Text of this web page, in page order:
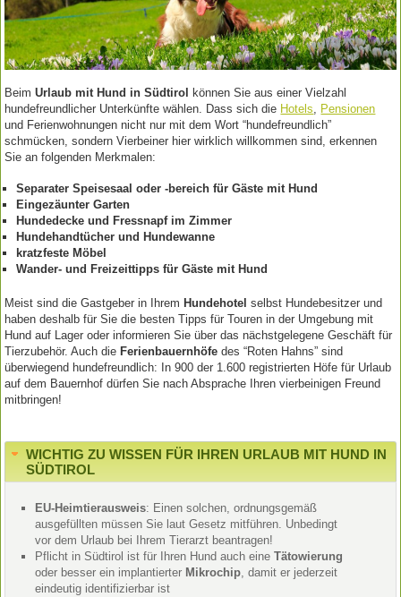
BeimUrlaub mit Hund in Südtirol
können Sie aus einer Vielzahl
hundefreundlicher Unterkünfte wählen. Dass sich die Hotels, Pensionen
und Ferienwohnungen nicht nur mit dem Wort “hundefreundlich”
schmücken, sondern Vierbeiner hier wirklich willkommen sind, erkennen
Sie an folgenden Merkmalen:
Separater Speisesaal oder -bereich für Gäste mit Hund
Eingezäunter Garten
Hundedecke und Fressnapf im Zimmer
Hundehandtücher und Hundewanne
kratzfeste Möbel
Wander- und Freizeittipps für Gäste mit Hund
Meist sind die Gastgeber in Ihrem Hundehotel selbst Hundebesitzer und
haben deshalb für Sie die besten Tipps für Touren in der Umgebung mit
Hund auf Lager oder informieren Sie über das nächstgelegene Geschäft für
Tierzubehör. Auch die Ferienbauernhöfe des “Roten Hahns” sind
überwiegend hundefreundlich: In 900 der 1.600 registrierten Höfe für Urlaub
auf dem Bauernhof dürfen Sie nach Absprache Ihren vierbeinigen Freund
mitbringen!
WICHTIG ZU WISSEN FÜR IHREN URLAUB MIT HUND IN
SÜDTIROL
EU-Heimtierausweis: Einen solchen, ordnungsgemäß
ausgefüllten müssen Sie laut Gesetz mitführen. Unbedingt
vor dem Urlaub bei Ihrem Tierarzt beantragen!
Pflicht in Südtirol ist für Ihren Hund auch eineTätowierung
oder besser ein implantierter Mikrochip, damit er jederzeit
eindeutig identifizierbar ist